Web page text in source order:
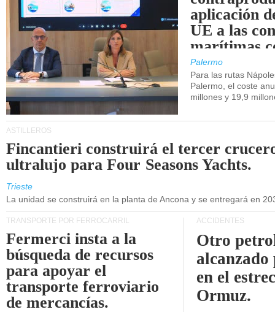
aplicación
UE a las
marítimas
de Sicilia.
Palermo
Para las rutas
Palermo, el coste
millones y 19,9
ASTILLEROS
Fincantieri construirá el tercer
ultralujo para Four Seasons Yachts.
Trieste
La unidad se construirá en la planta de Ancona y se entregará en
TRANSPORTE POR FERROCARRIL
Fermerci insta a la
búsqueda de recursos
para apoyar el
transporte ferroviario
de mercancías.
ACCIDENTES
Otro
en el
Ormuz.